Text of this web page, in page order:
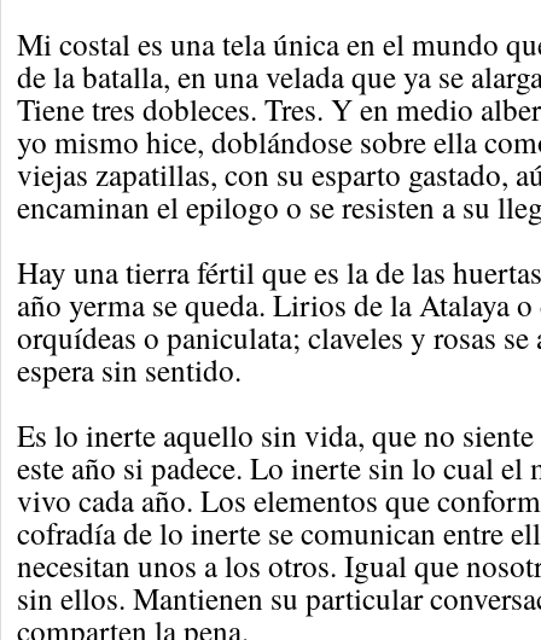
Mi costal es una tela única en el mundo
de la batalla, en una velada que ya se
Tiene tres dobleces. Tres. Y en medio
yo mismo hice, doblándose sobre ella
viejas zapatillas, con su esparto gastado,
encaminan el epilogo o se resisten a su
Hay una tierra fértil que es la de las
año yerma se queda. Lirios de la Atalaya
orquídeas o paniculata; claveles y rosas
espera sin sentido.
Es lo inerte aquello sin vida, que no
este año si padece. Lo inerte sin lo cual el
vivo cada año. Los elementos que
cofradía de lo inerte se comunican entre
necesitan unos a los otros. Igual que
sin ellos. Mantienen su particular
comparten la pena.